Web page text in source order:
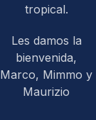
tropical.
Les damos la
bienvenida,
Marco, Mimmo y
Maurizio